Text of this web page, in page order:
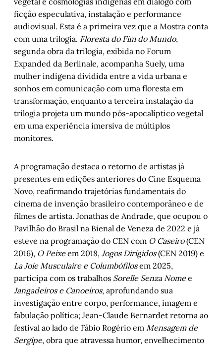
ficção especulativa, instalação e performance
audiovisual. Esta é a primeira vez que a Mostra conta
com uma trilogia. Floresta do Fim do Mundo,
segunda obra da trilogia, exibida no Forum
Expanded da Berlinale, acompanha Suely, uma
mulher indígena dividida entre a vida urbana e
sonhos em comunicação com uma floresta em
transformação, enquanto a terceira instalação da
trilogia projeta um mundo pós-apocalíptico vegetal
em uma experiência imersiva de múltiplos
monitores.
A programação destaca o retorno de artistas já
presentes em edições anteriores do Cine Esquema
Novo, reafirmando trajetórias fundamentais do
cinema de invenção brasileiro contemporâneo e de
filmes de artista. Jonathas de Andrade, que ocupou o
Pavilhão do Brasil na Bienal de Veneza de 2022 e já
esteve na programação do CEN com O Caseiro(CEN
2016), O Peixeem 2018, Jogos Dirigidos(CEN 2019) e
La Joie Musculaire e Columbófilosem 2025,
participa com os trabalhos Sorelle Senza Nomee
Jangadeiros e Canoeiros, aprofundando sua
investigação entre corpo, performance, imagem e
fabulação política; Jean-Claude Bernardet retorna ao
festival ao lado de Fábio Rogério em Mensagem de
Sergipe, obra que atravessa humor, envelhecimento